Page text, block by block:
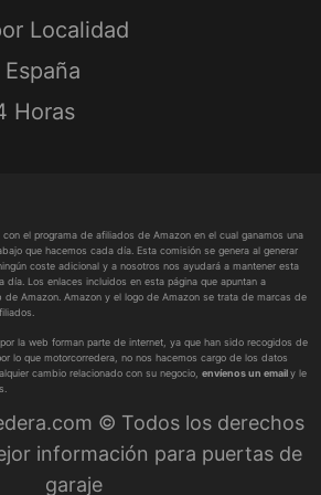
Localidad
Horas
el programa de afiliados de Amazon en el cual ganamos una
que hacemos cada día. Esta comisión se genera al generar
coste adicional y a nosotros nos ayudará a mantener esta
día. Los enlaces incluidos en esta página que apuntan a
Amazon. Amazon y el logo de Amazon se trata de marcas de
la web forman parte de internet, ya que han sido recogidos de
lo que motorcorredera, no nos hacemos cargo de los datos
cambio relacionado con su negocio, envíenos un emaily le
© Todos los derechos
información para puertas de
garaje